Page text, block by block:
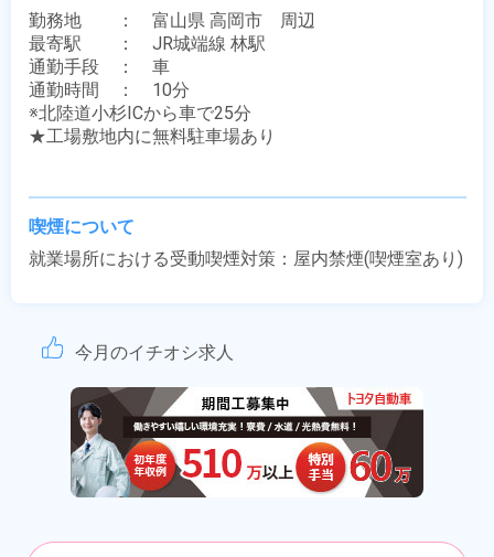
勤務地　　：　富山県 高岡市　周辺
最寄駅　　：　JR城端線 林駅
通勤手段　：　車
通勤時間　：　10分
※北陸道小杉ICから車で25分
★工場敷地内に無料駐車場あり
喫煙について
就業場所における受動喫煙対策：屋内禁煙(喫煙室あり)
今月のイチオシ求人